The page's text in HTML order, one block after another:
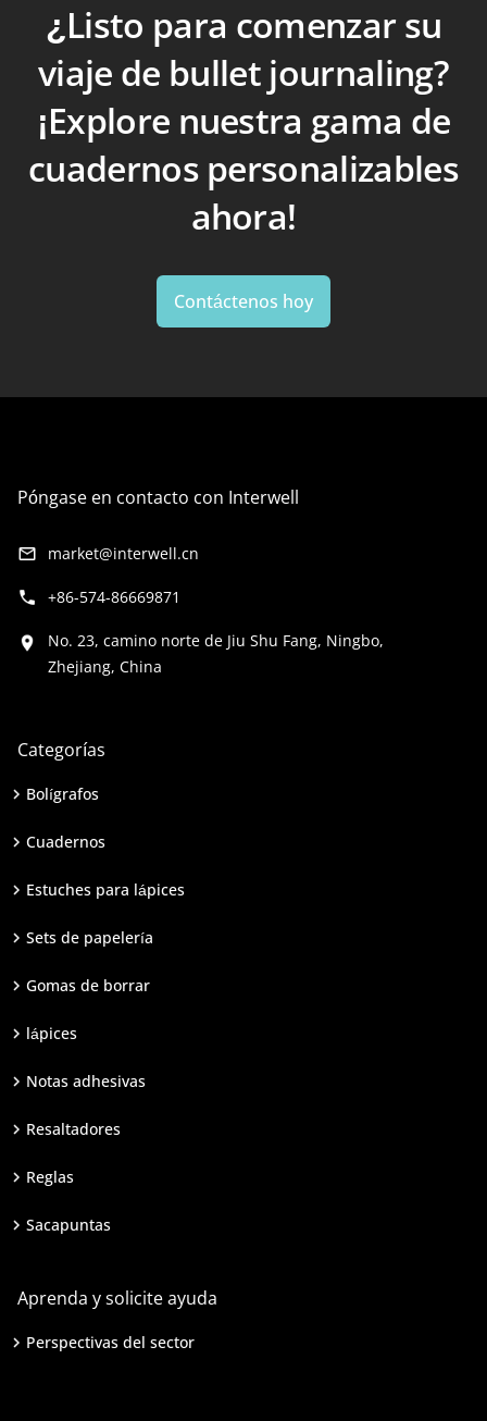
¿Listo para comenzar su
viaje de bullet journaling?
¡Explore nuestra gama de
cuadernos personalizables
ahora!
Contáctenos hoy
Póngase en contacto con Interwell
market@interwell.cn
+86-574-86669871
No. 23, camino norte de Jiu Shu Fang, Ningbo,
Zhejiang, China
Categorías
Bolígrafos
Cuadernos
Estuches para lápices
Sets de papelería
Gomas de borrar
lápices
Notas adhesivas
Resaltadores
Reglas
Sacapuntas
Aprenda y solicite ayuda
Perspectivas del sector